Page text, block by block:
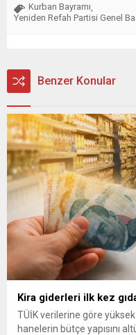
Kurban Bayramı
Yeniden Refah Partisi Genel
Benzer Konular
Kira giderleri ilk kez
TÜİK verilerine göre
hanelerin bütçe yapısını